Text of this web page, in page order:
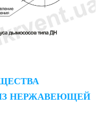
НЕРЖАВЕЮЩЕЙ